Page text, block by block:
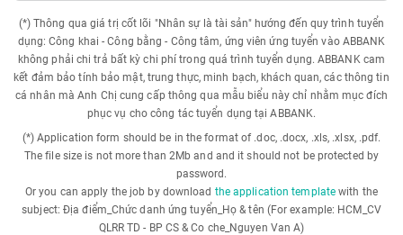
(*) Thông qua giá trị cốt lõi "Nhân sự là tài sản" hướng đến quy trình tuyển
dụng: Công khai - Công bằng - Công tâm, ứng viên ứng tuyển vào ABBANK
không phải chi trả bất kỳ chi phí trong quá trình tuyển dụng. ABBANK cam
kết đảm bảo tính bảo mật, trung thực, minh bạch, khách quan, các thông tin
cá nhân mà Anh Chị cung cấp thông qua mẫu biểu này chỉ nhằm mục đích
phục vụ cho công tác tuyển dụng tại ABBANK.
(*) Application form should be in the format of .doc, .docx, .xls, .xlsx, .pdf.
The file size is not more than 2Mb and and it should not be protected by
password.
Or you can apply the job by download the application template with the
subject: Địa điểm_Chức danh ứng tuyển_Họ & tên (For example: HCM_CV
QLRR TD - BP CS & Co che_Nguyen Van A)